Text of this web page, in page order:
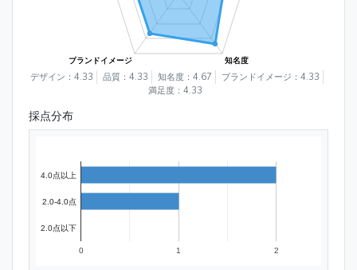
デザイン：4.33 品質：4.33 知名度：4.67
ブランドイメージ：4.33
満足度：4.33
採点分布
0 1 2
4.0点以上
2.0-4.0点
2.0点以下